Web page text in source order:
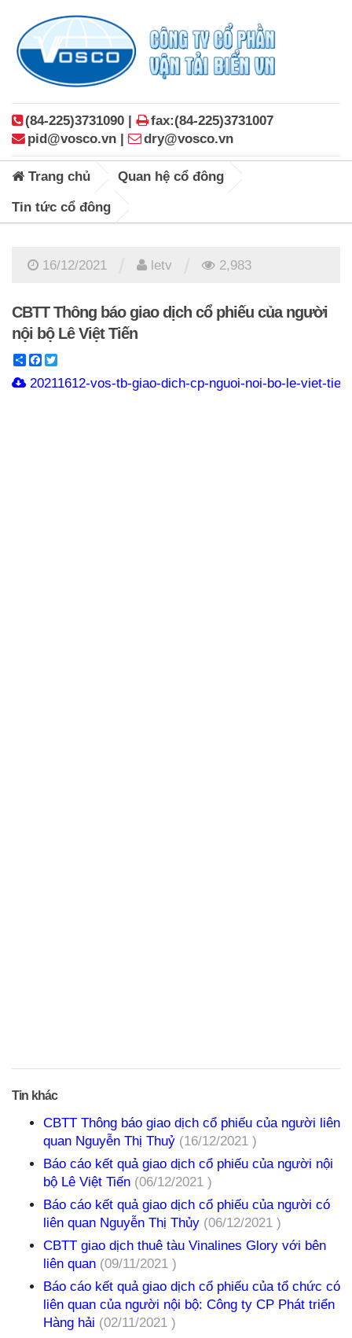
(84-225)3731090 |
fax:(84-225)3731007
pid@vosco.vn |
dry@vosco.vn
Trang chủ Quan hệ cổ đông
Tin tức cổ đông
16/12/2021 letv 2,983
CBTT Thông báo giao dịch cổ phiếu của người
nội bộ Lê Việt Tiến
ShareFacebook
20211612-vos-tb-giao-dich-cp-nguoi-noi-bo-le-viet-
Tin khác
CBTT Thông báo giao dịch cổ phiếu của người liên
quan Nguyễn Thị Thuỷ (16/12/2021 )
Báo cáo kết quả giao dịch cổ phiếu của người nội
bộ Lê Việt Tiến (06/12/2021 )
Báo cáo kết quả giao dịch cổ phiếu của người có
liên quan Nguyễn Thị Thủy (06/12/2021 )
CBTT giao dịch thuê tàu Vinalines Glory với bên
liên quan (09/11/2021 )
Báo cáo kết quả giao dịch cổ phiếu của tổ chức có
liên quan của người nội bộ: Công ty CP Phát triển
Hàng hải (02/11/2021 )